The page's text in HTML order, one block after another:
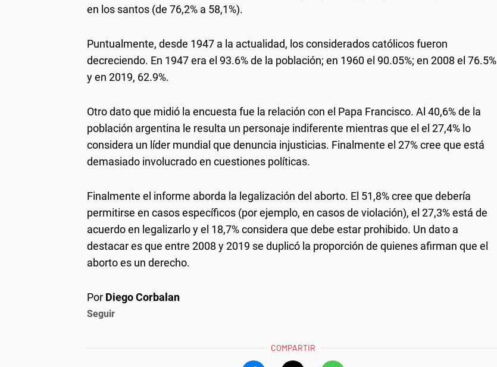
en los santos (de 76,2% a 58,1%).
Puntualmente, desde 1947 a la actualidad, los considerados católicos fueron
decreciendo. En 1947 era el 93.6% de la población; en 1960 el 90.05%; en 2008 el 76.5%
y en 2019, 62.9%.
Otro dato que midió la encuesta fue la relación con el Papa Francisco. Al 40,6% de la
población argentina le resulta un personaje indiferente mientras que el el 27,4% lo
considera un líder mundial que denuncia injusticias. Finalmente el 27% cree que está
demasiado involucrado en cuestiones políticas.
Finalmente el informe aborda la legalización del aborto. El 51,8% cree que debería
permitirse en casos específicos (por ejemplo, en casos de violación), el 27,3% está de
acuerdo en legalizarlo y el 18,7% considera que debe estar prohibido. Un dato a
destacar es que entre 2008 y 2019 se duplicó la proporción de quienes afirman que el
aborto es un derecho.
Por Diego Corbalan
Seguir
COMPARTIR